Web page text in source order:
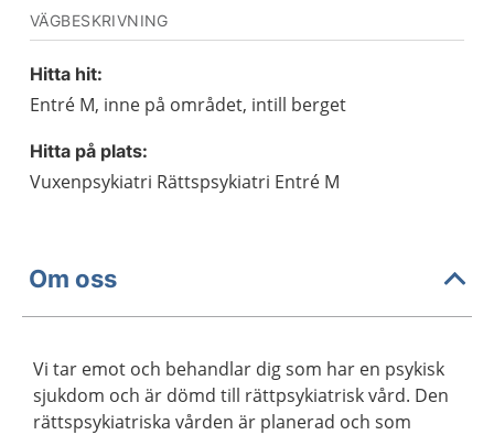
VÄGBESKRIVNING
Hitta hit:
Entré M, inne på området, intill berget
Hitta på plats:
Vuxenpsykiatri Rättspsykiatri Entré M
Om oss
Vi tar emot och behandlar dig som har en psykisk
sjukdom och är dömd till rättpsykiatrisk vård. Den
rättspsykiatriska vården är planerad och som